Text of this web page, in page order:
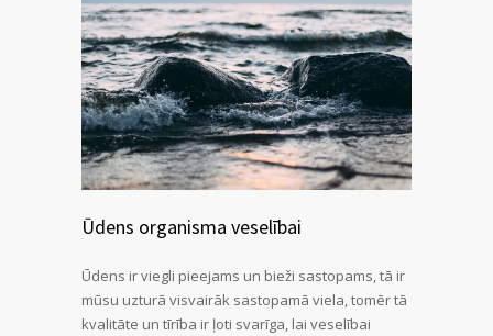
Ūdens organisma veselībai
Ūdens ir viegli pieejams un bieži sastopams, tā ir
mūsu uzturā visvairāk sastopamā viela, tomēr tā
kvalitāte un tīrība ir ļoti svarīga, lai veselībai